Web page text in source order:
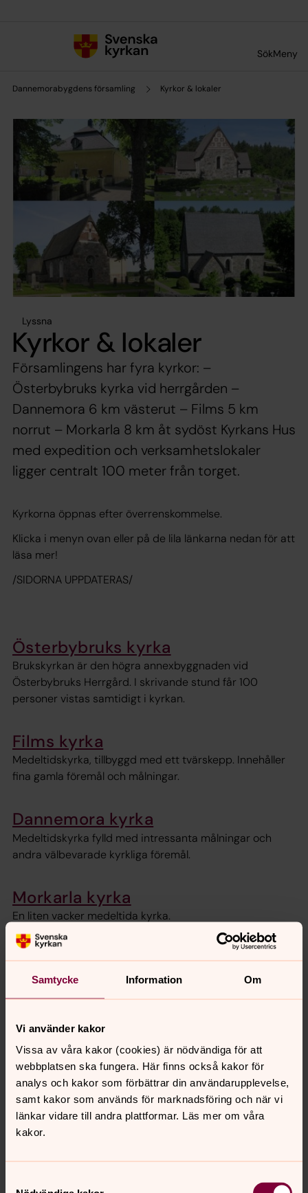
Samtycke Information Om
Vi använder kakor
Vissa av våra kakor (cookies) är nödvändiga för att
webbplatsen ska fungera. Här finns också kakor för
analys och kakor som förbättrar din användarupplevelse,
samt kakor som används för marknadsföring och när vi
länkar vidare till andra plattformar. Läs mer om våra
kakor.
SökMeny
Dannemorabygdens församling Kyrkor & lokaler
Lyssna
Kyrkor & lokaler
Församlingens har fyra kyrkor: –
Österbybruks kyrka vid herrgården –
Dannemora 6 km västerut – Films 5 km
norrut – Morkarla 8 km åt sydöst Kyrkans Hus
med expedition och verksamhetslokaler
ligger centralt 100 meter från torget.
Kyrkorna öppnas efter överrenskommelse.
Klicka i menyn ovan eller på de lila länkarna nedan för att
läsa mer!
/SIDORNA UPPDATERAS/
Österbybruks kyrka
Brukskyrkan är den högra annexbyggnaden vid
Österbybruks Herrgård. I skrivande stund får 100
personer vistas samtidigt i kyrkan.
Films kyrka
Medeltidskyrka, tillbyggd med ett tvärskepp. Innehåller
fina gamla föremål och målningar.
Dannemora kyrka
Medeltidskyrka fylld med intressanta målningar och
andra välbevarade kyrkliga föremål.
Morkarla kyrka
En liten vacker medeltida kyrka.
Kyrkans Hus, Österbybruk
Församlingshem som bland annat inrymmer expedition
Storyspot
Församlingens kyrkor i Storyspot
Har du laddat ner appen Storyspot? I den kan du få höra
korta berättelser om många spännande och intressanta
platser runt om i vårt land och vår värld.